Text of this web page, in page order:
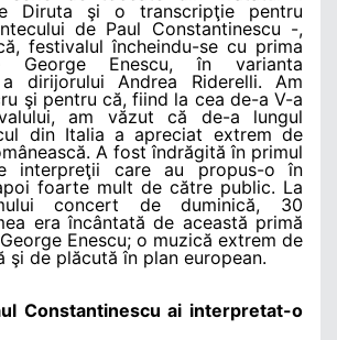
Diruta şi o transcripţie pentru
de Paul Constantinescu -,
festivalul încheindu-se cu prima
George Enescu, în varianta
dirijorului Andrea Riderelli. Am
şi pentru că, fiind la cea de-a V-a
am văzut că de-a lungul
din Italia a apreciat extrem de
A fost îndrăgită în primul
interpreţii care au propus-o în
foarte mult de către public. La
concert de duminică, 30
era încântată de această primă
Enescu; o muzică extrem de
şi de plăcută în plan european.
Constantinescu ai interpretat-o